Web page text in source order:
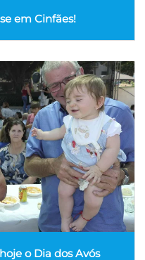
em Cinfães!
o Dia dos Avós